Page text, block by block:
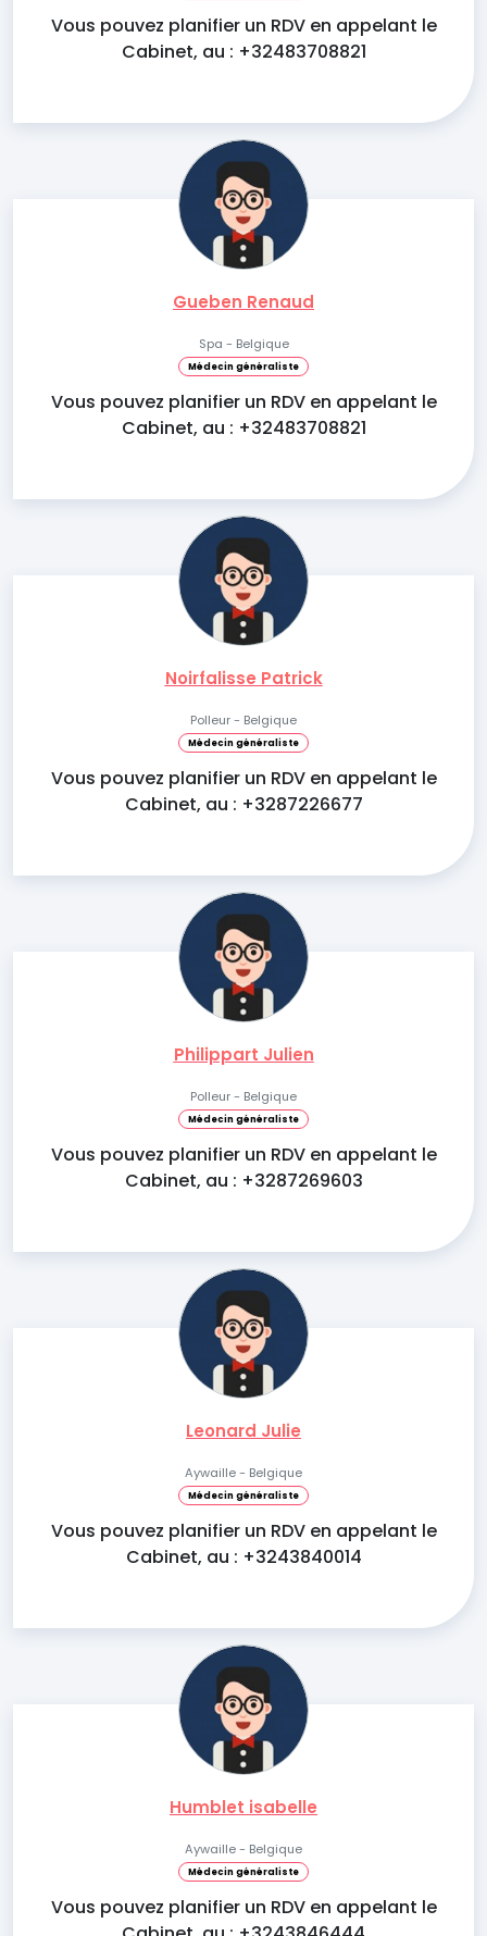
Vous pouvez planifier un RDV en appelant le
Cabinet, au : +32483708821
Gueben Renaud
Spa - Belgique
Médecin généraliste
Vous pouvez planifier un RDV en appelant le
Cabinet, au : +32483708821
Noirfalisse Patrick
Polleur - Belgique
Médecin généraliste
Vous pouvez planifier un RDV en appelant le
Cabinet, au : +3287226677
Philippart Julien
Polleur - Belgique
Médecin généraliste
Vous pouvez planifier un RDV en appelant le
Cabinet, au : +3287269603
Leonard Julie
Aywaille - Belgique
Médecin généraliste
Vous pouvez planifier un RDV en appelant le
Cabinet, au : +3243840014
Humblet isabelle
Aywaille - Belgique
Médecin généraliste
Vous pouvez planifier un RDV en appelant le